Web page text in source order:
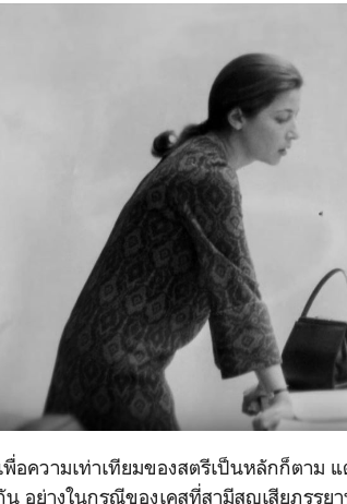
อความเท่าเทียมของสตรีเป็นหลักก็ตาม
น อย่างในกรณีของเคสที่สามีสูญเสียภรรย